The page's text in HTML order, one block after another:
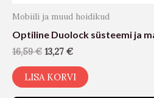
Mobiili ja muud hoidikud
Optiline Duolock süsteemi ja
16,59€ 13,27 €
LISA KORVI